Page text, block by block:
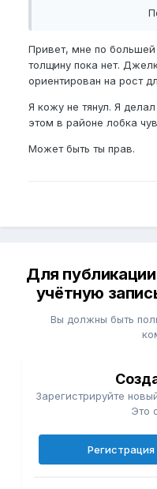
по чуть-чуть
Привет, мне по большей
толщину пока нет.
ориентирован на рост
Я кожу не тянул. Я
этом в районе лобка
Может быть ты прав.
Для
учётную
Вы должны быть
Зарегистрируйте
Это
Регистрация